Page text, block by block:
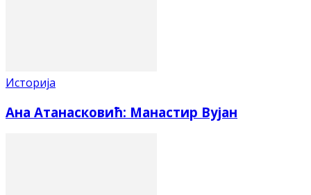
Историја
Ана Атанасковић: Манастир Вујан